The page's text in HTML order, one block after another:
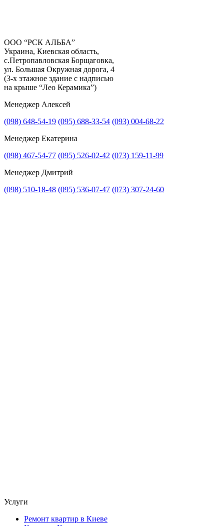
Прикрепить файл
Прикрепить фото
ООО “РСК АЛЬБА”
Украина, Киевская область,
с.Петропавловская Борщаговка,
ул. Большая Окружная дорога, 4
(3-х этажное здание с надписью
на крыше “Лео Керамика”)
Менеджер Алексей
(098) 648-54-19 (095) 688-33-54 (093) 004-68-22
Менеджер Екатерина
(098) 467-54-77 (095) 526-02-42 (073) 159-11-99
Менеджер Дмитрий
(098) 510-18-48 (095) 536-07-47 (073) 307-24-60
Услуги
Ремонт квартир в Киеве